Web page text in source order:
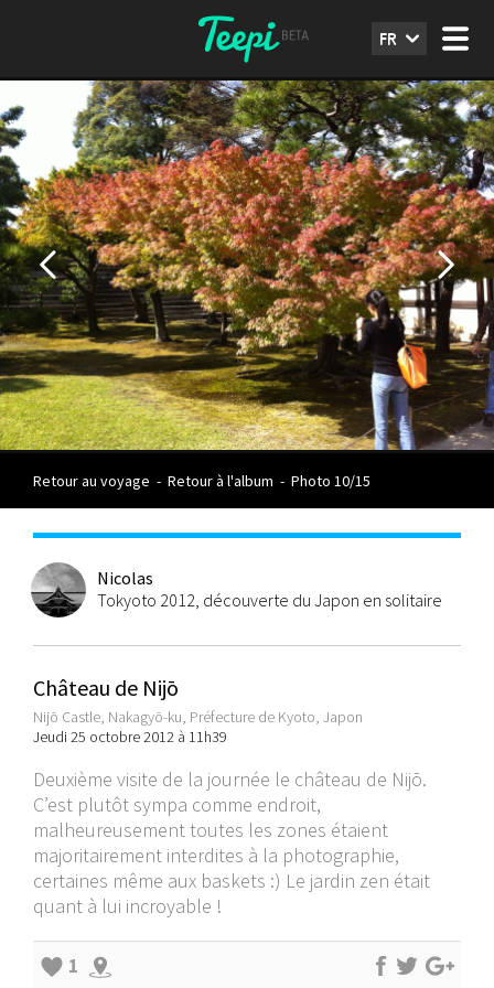
FR
Retour au voyage - Retour à l'album - Photo 10/15
Nicolas
Tokyoto 2012, découverte du Japon en solitaire
Château de Nijō
Nijō Castle, Nakagyō-ku, Préfecture de Kyoto, Japon
Jeudi 25 octobre 2012 à 11h39
Deuxième visite de la journée le château de Nijō.
C’est plutôt sympa comme endroit,
malheureusement toutes les zones étaient
majoritairement interdites à la photographie,
certaines même aux baskets :) Le jardin zen était
quant à lui incroyable !
1